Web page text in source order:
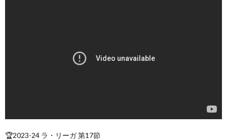
🏆2023-24 ラ・リーガ 第17節